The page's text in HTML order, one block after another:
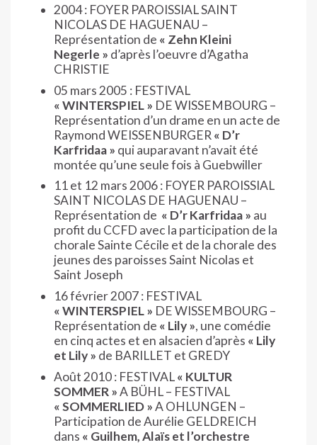
2004 : FOYER PAROISSIAL SAINT
NICOLAS DE HAGUENAU –
Représentation de « Zehn Kleini
Negerle » d’après l’oeuvre d’Agatha
CHRISTIE
05 mars 2005 : FESTIVAL
« WINTERSPIEL » DE WISSEMBOURG –
Représentation d’un drame en un acte de
Raymond WEISSENBURGER « D’r
Karfridaa » qui auparavant n’avait été
montée qu’une seule fois à Guebwiller
11 et 12 mars 2006 : FOYER PAROISSIAL
SAINT NICOLAS DE HAGUENAU –
Représentation de « D’r Karfridaa » au
profit du CCFD avec la participation de la
chorale Sainte Cécile et de la chorale des
jeunes des paroisses Saint Nicolas et
Saint Joseph
16 février 2007 : FESTIVAL
« WINTERSPIEL » DE WISSEMBOURG –
Représentation de « Lily », une comédie
en cinq actes et en alsacien d’après « Lily
et Lily » de BARILLET et GREDY
Août 2010 : FESTIVAL« KULTUR
SOMMER »A BÜHL – FESTIVAL
« SOMMERLIED »A OHLUNGEN –
Participation de Aurélie GELDREICH
dans « Guilhem, Alaïs et l’orchestre